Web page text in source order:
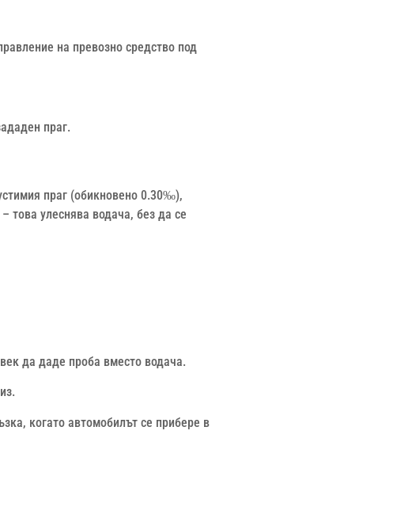
на превозно средство под
праг.
праг (обикновено 0.30‰),
това улеснява водача, без да се
да даде проба вместо водача.
когато автомобилът се прибере в